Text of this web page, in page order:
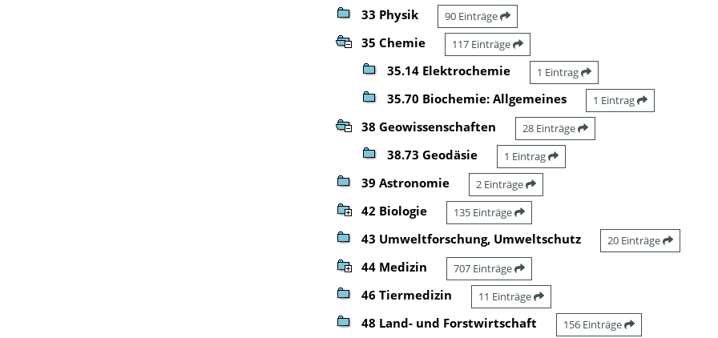
33 Physik 90 Einträge
35 Chemie 117 Einträge
35.14 Elektrochemie 1 Eintrag
35.70 Biochemie: Allgemeines 1 Eintrag
38 Geowissenschaften 28 Einträge
38.73 Geodäsie 1 Eintrag
39 Astronomie 2 Einträge
42 Biologie 135 Einträge
43 Umweltforschung, Umweltschutz 20 Einträge
44 Medizin 707 Einträge
46 Tiermedizin 11 Einträge
48 Land- und Forstwirtschaft 156 Einträge